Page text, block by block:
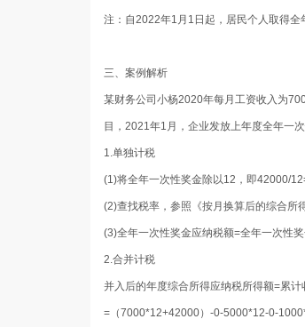
注：自2022年1月1日起，居民个人取得全
三、案例解析
某财务公司小杨2020年每月工资收入为
目，2021年1月，企业发放上年度全年一
1.单独计税
(1)将全年一次性奖金除以12，即42000/
(2)查找税率，参照《按月换算后的综合
(3)全年一次性奖金应纳税额=全年一次性
2.合并计税
并入后的年度综合所得应纳税所得额=累
=（7000*12+42000）-0-5000*12-0-